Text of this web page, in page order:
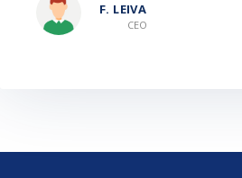
F. LEIVA
CEO